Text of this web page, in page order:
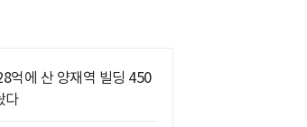
억에 산 양재역 빌딩 450
다